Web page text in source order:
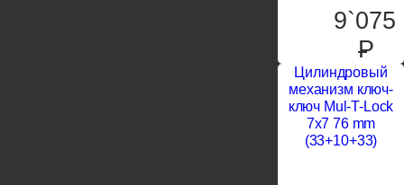
9`075
P
Цилиндровый
механизм ключ-
ключ Mul-T-Lock
7x7 76 mm
(33+10+33)